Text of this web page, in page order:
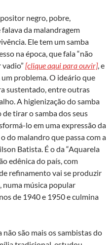
negro, pobre,
da malandragem
Ele tem um samba
na época, que fala “não
[clique aqui para ouvir], e
problema. O ideário que
sustentado, entre outras
A higienização do samba
tirar o samba dos seus
lo em uma expressão da
do malandro que passa com a
Batista. É o da “Aquarela
edênica do país, com
refinamento vai se produzir
numa música popular
de 1940 e 1950 e culmina
são mais os sambistas do